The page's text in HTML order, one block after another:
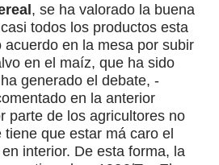
, se ha valorado la buena
todos los productos esta
en la mesa por subir
en el maíz, que ha sido
generado el debate, -
en la anterior
parte de los agricultores no
que estar má caro el
interior. De esta forma, la